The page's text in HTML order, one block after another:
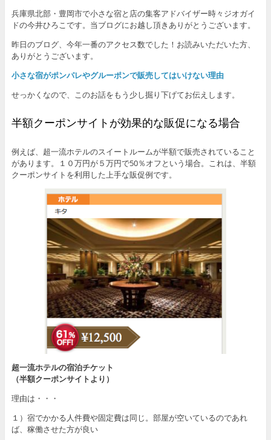
兵庫県北部・豊岡市で小さな宿と店の集客アドバイザー時々ジオガイ
ドの今井ひろこです。当ブログにお越し頂きありがとうございます。
昨日のブログ、今年一番のアクセス数でした！お読みいただいた方、
ありがとうございます。
小さな宿がポンパレやグルーポンで販売してはいけない理由
せっかくなので、このお話をもう少し掘り下げてお伝えします。
半額クーポンサイトが効果的な販促になる場合
例えば、超一流ホテルのスイートルームが半額で販売されていること
があります。１０万円が５万円で50％オフという場合。これは、半額
クーポンサイトを利用した上手な販促例です。
超一流ホテルの宿泊チケット
（半額クーポンサイトより）
理由は・・・
１）宿でかかる人件費や固定費は同じ。部屋が空いているのであれ
ば、稼働させた方が良い